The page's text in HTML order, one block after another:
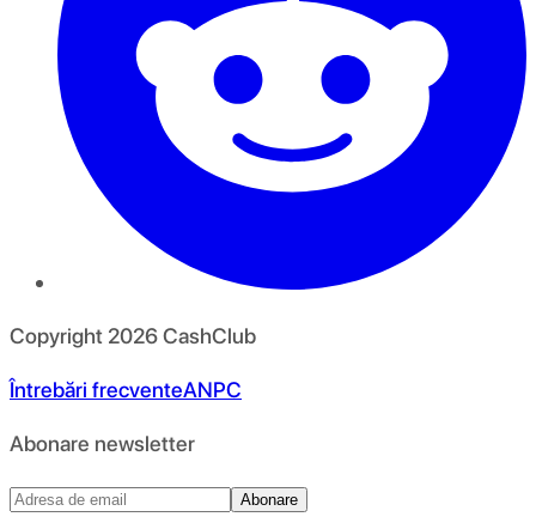
Copyright 2026CashClub
Întrebări frecventeANPC
Abonare newsletter
Abonare